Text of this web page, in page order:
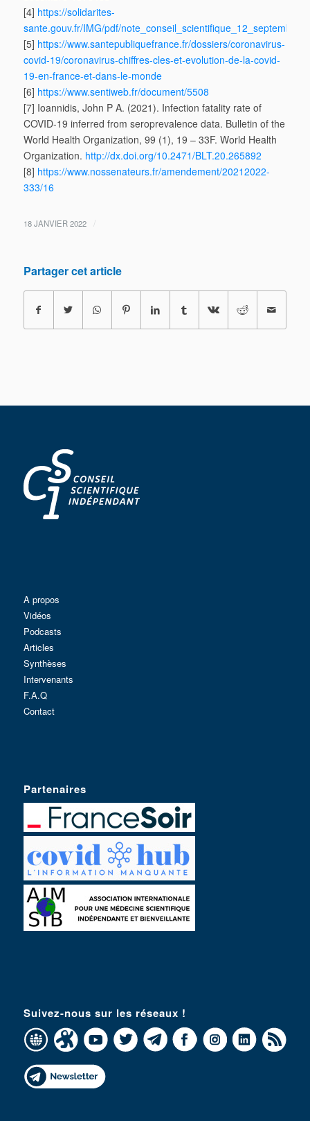
[4] https://solidarites-
sante.gouv.fr/IMG/pdf/
[5] https://www.santepubliquefrance.fr/dossiers/coronavirus-
covid-19/coronavirus-chiffres-cles-et-evolution-de-la-covid-
19-en-france-et-dans-le-monde
[6] https://www.sentiweb.fr/document/5508
[7] Ioannidis, John P A. (‎2021)‎. Infection fatality rate of
COVID-19 inferred from seroprevalence data. Bulletin of the
World Health Organization, 99 (‎1)‎, 19 – 33F. World Health
Organization. http://dx.doi.org/10.2471/BLT.20.265892
[8] https://www.nossenateurs.fr/amendement/20212022-
333/16
18 JANVIER 2022 /
Partager cet article
A propos
Vidéos
Podcasts
Articles
Synthèses
Intervenants
F.A.Q
Contact
Partenaires
Suivez-nous sur les réseaux !